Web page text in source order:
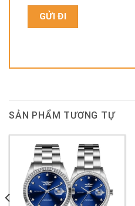
SẢN PHẨM TƯƠNG TỰ